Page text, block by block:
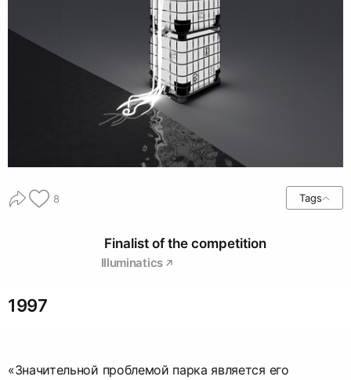
8 Tags
Finalist of the competition
Illuminatics
1997
«Значительной проблемой парка является его